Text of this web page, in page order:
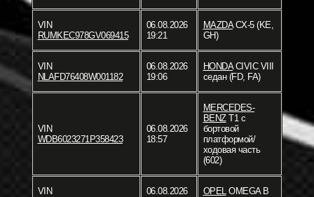
VIN
RUMKEC978GV069415
06.08.2026
19:21
MAZDACX-5 (KE,
GH)
VIN
NLAFD76408W001182
06.08.2026
19:06
HONDACIVIC VIII
седан (FD, FA)
VIN
WDB6023271P358423
06.08.2026
18:57
MERCEDES-
BENZT1 c
бортовой
платформой/
ходовая часть
(602)
VIN
06.08.2026
OPELOMEGA B